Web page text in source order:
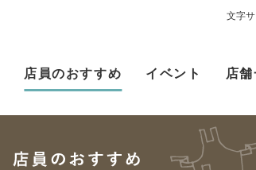
文字
店員のおすすめ イベント 店